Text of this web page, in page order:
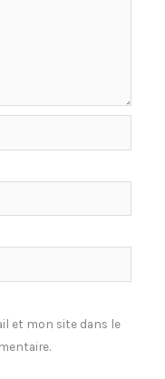
et mon site dans le